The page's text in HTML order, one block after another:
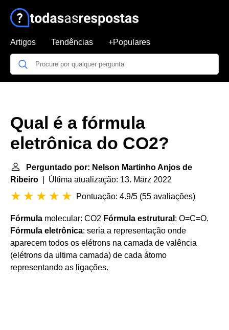
Artigos Tendências +Populares
Qual é a fórmula
eletrônica do CO2?
Perguntado por: Nelson Martinho Anjos de
Ribeiro | Última atualização: 13. März 2022
Pontuação: 4.9/5 (55 avaliações)
Fórmula molecular: CO2 Fórmula estrutural : O=C=O.
Fórmula eletrônica: seria a representação onde
aparecem todos os elétrons na camada de valência
(elétrons da ultima camada) de cada átomo
representando as ligações.